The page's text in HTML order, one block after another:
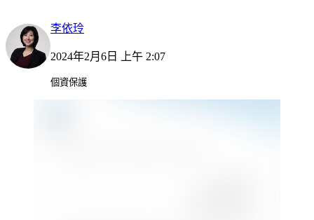
李依玲
2024年2月6日 上午 2:07
個資保護